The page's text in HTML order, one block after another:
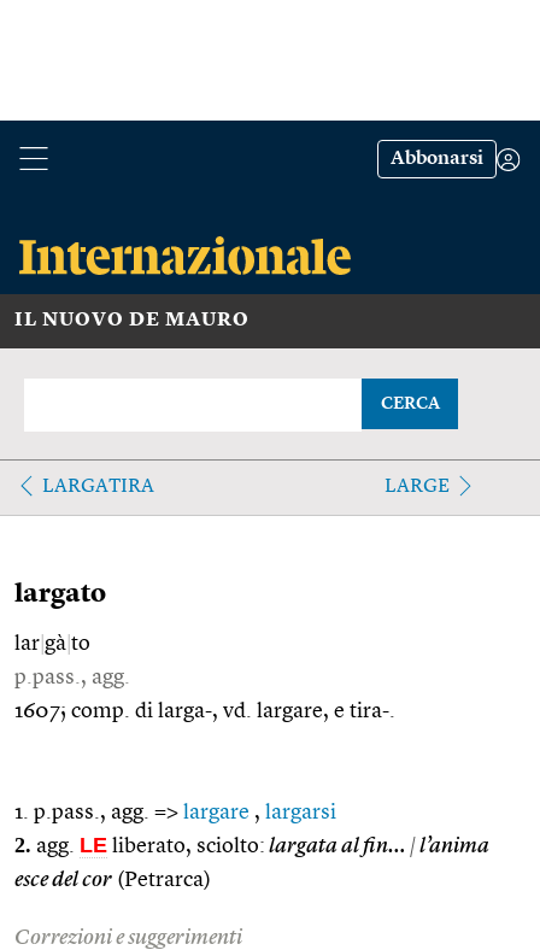
Abbonarsi
IL NUOVO DE MAURO
CERCA
LARGATIRA LARGE
largato
lar gà to
p.pass., agg.
1607; comp. di larga-, vd. largare, e tira-.
1. p.pass., agg. => largare , largarsi
2. agg. LE liberato, sciolto: largata al fin… |l’anima
esce del cor (Petrarca)
Correzioni e suggerimenti